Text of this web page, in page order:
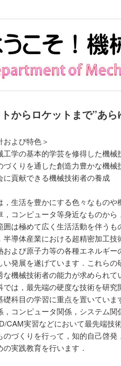
からロケットまで”あ
および特色＞
工学の基本的学芸を修得した機械
づくりを通した創造力豊かな機械
に貢献できる機械技術者の養成
，生活を豊かにする色々なもの
，コンピュータ等身近なものか
囲は極めて広く生活活動を伴う
半導体産業における超精密加工
および原子力等の各種エネルギ
い発展を遂げています．これら
な機械技術者の能力が求められて
では，最先端の硬度な技術を研
礎科目の学習に重点を置いてい
，コンピュータ関係，システム
CAM実習などにおいて最先端技
のづくりを行って，知的自己啓
実践教育を行います．